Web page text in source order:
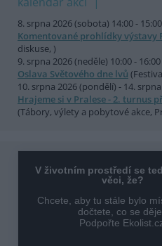
8. srpna 2026 (sobota) 14:00 - 15:00
Komentované prohlídky výstavy
diskuse, )
9. srpna 2026 (neděle) 10:00 - 16:00
Oslava Světového dne lvů
10. srpna 2026 (pondělí) - 14.
Hrajeme si v Pralese - 2. turnus
(Tábory, výlety a pobytové akce,